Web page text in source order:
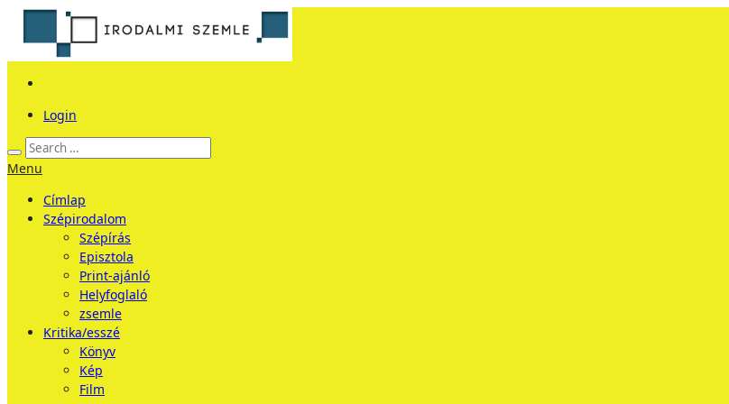
Login
Menu
Címlap
Szépirodalom
Szépírás
Episztola
Print-ajánló
Helyfoglaló
zsemle
Kritika/esszé
Könyv
Kép
Film